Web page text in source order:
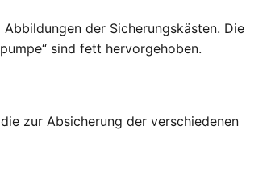
der Sicherungskästen. Die
sind fett hervorgehoben.
zur Absicherung der verschiedenen